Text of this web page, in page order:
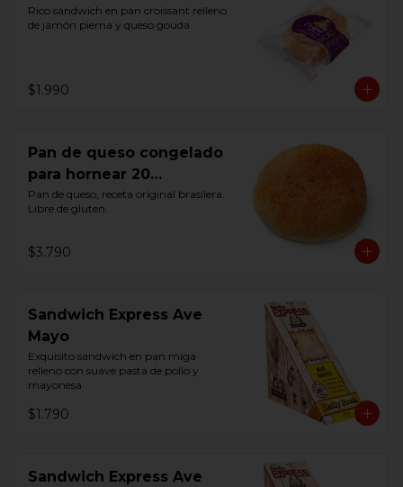
Rico sandwich en pan croissant relleno
de jamón pierna y queso gouda
$1.990
Pan de queso congelado
para hornear 20
Unidades
Pan de queso, receta original brasilera.
Libre de gluten.
$3.790
Sandwich Express Ave
Mayo
Exquisito sandwich en pan miga
relleno con suave pasta de pollo y
mayonesa
$1.790
Sandwich Express Ave